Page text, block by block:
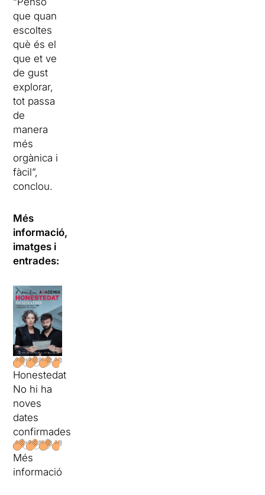
que quan
escoltes
què és el
que et ve
de gust
explorar,
tot passa
de
manera
més
orgànica i
fàcil”,
conclou.
Més
informació,
imatges i
entrades:
Honestedat
No hi ha
noves
dates
confirmades
Més
informació